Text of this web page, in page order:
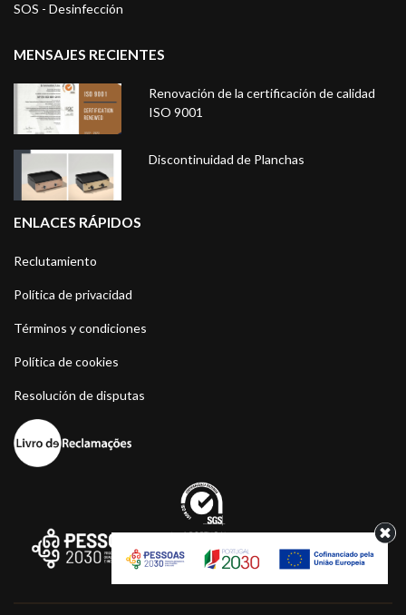
SOS - Desinfección
MENSAJES RECIENTES
Renovación de la certificación de calidad
ISO 9001
Discontinuidad de Planchas
ENLACES RÁPIDOS
Reclutamiento
Política de privacidad
Términos y condiciones
Política de cookies
Resolución de disputas